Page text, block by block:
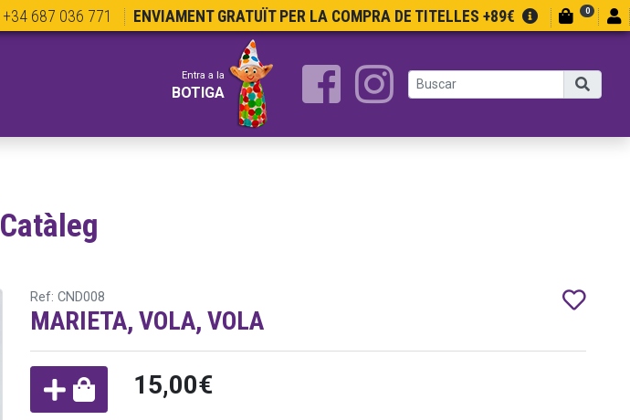
+34 687 036 771 ENVIAMENT GRATUÏT PER LA COMPRA DE TITELLES +89€ 0
Entra a la
BOTIGA
Catàleg
Ref: CND008
MARIETA, VOLA, VOLA
15,00€